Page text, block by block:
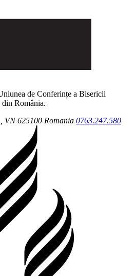
de Conferințe a Bisericii
din România.
, VN 625100 Romania 0763.247.580